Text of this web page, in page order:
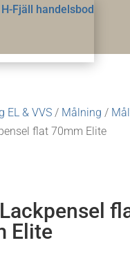
EL & VVS/ Målning /
flat 70mm Elite
Elite